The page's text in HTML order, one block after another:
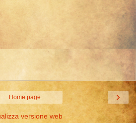
›
Home page
versione web